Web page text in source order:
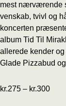
mest nærværende
venskab, tvivl og
koncerten
album Tid Til
allerede kender
Glade Pizzabud
kr.275 – kr.300